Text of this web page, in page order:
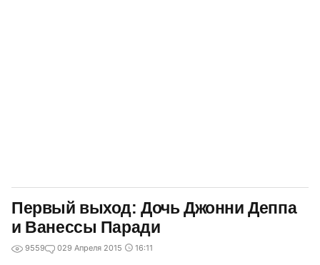
Первый выход: Дочь Джонни Деппа
и Ванессы Паради
9559 029 Апреля 2015 16:11